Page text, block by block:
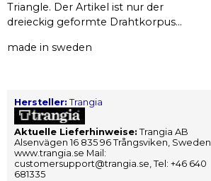
Triangle. Der Artikel ist nur der
dreieckig geformte Drahtkorpus...
made in sweden
Hersteller: Trangia
Aktuelle Lieferhinweise: Trangia AB
Alsenvägen 16 835 96 Trångsviken, Sweden
www.trangia.se Mail:
customersupport@trangia.se, Tel: +46 640
681335